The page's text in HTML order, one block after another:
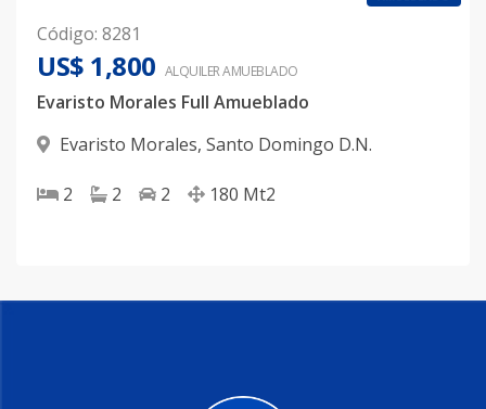
Código: 8281
US$ 1,800 ALQUILERAMUEBLADO
Evaristo Morales Full Amueblado
Evaristo Morales, Santo Domingo D.N.
2 2 2 180 Mt2